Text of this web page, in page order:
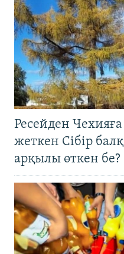
Ресейден
жеткен Сібір
арқылы өткен бе?